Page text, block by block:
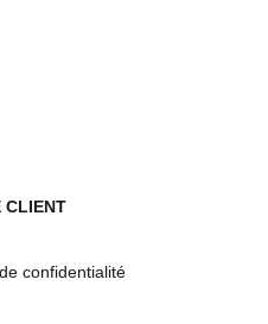
CLIENT
confidentialité